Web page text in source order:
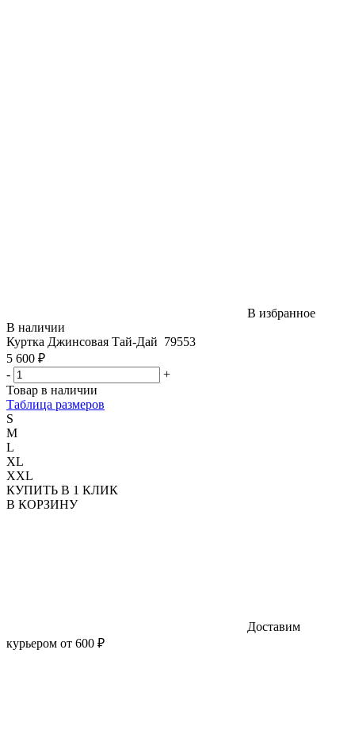
В избранное
В наличии
Куртка Джинсовая Тай-Дай 79553
5 600 ₽
-
+
Товар в наличии
Таблица размеров
S
M
L
XL
XXL
КУПИТЬ В 1 КЛИК
В КОРЗИНУ
Доставим
курьером от 600 ₽